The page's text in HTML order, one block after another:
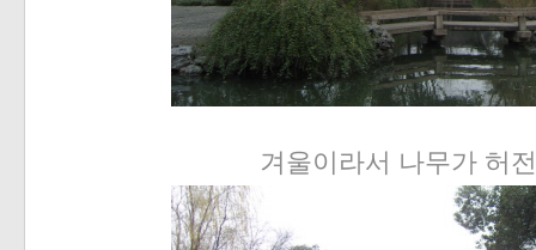
겨울이라서 나무가 허